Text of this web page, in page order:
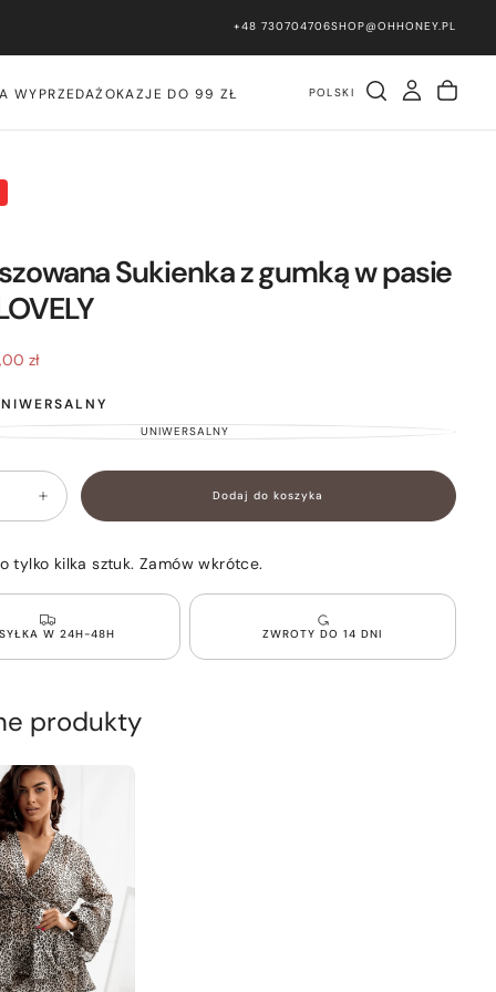
+48 730704706SHOP@OHHONEY.PL
WYPRZEDAŻOKAZJE DO 99 ZŁ PLN
POLSKI
Sukienka z gumką w pasie
zł
UNIWERSALNY
WARIANT
NIEDOSTĘPNY
Zwiększ
ilość
Sukienka
w
pasie
Dodaj do koszyka
tylko kilka sztuk. Zamów wkrótce.
W 24H-48H ZWROTY DO 14 DNI
produkty